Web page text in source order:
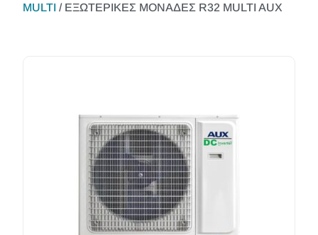
MULTI / ΕΞΩΤΕΡΙΚΕΣ ΜΟΝΑΔΕΣ R32 MULTI AUX